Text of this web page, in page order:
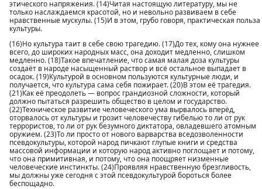
этического напряжения. (14)Читая настоящую литературу, мы не
только наслаждаемся красотой, но и невольно развиваем в себе
нравственные мускулы. (15)И в этом, грубо говоря, практическая польза
культуры.
(16)Но культура таит в себе свою трагедию. (17)До тех, кому она нужнее
всего, до широких народных масс, она доходит медленно, слишком
медленно. (18)Такое впечатление, что самая малая доза культуры
создаёт в народе насыщенный раствор и всё остальное выпадает в
осадок. (19)Культурой в основном пользуются культурные люди, и
получается, что культура сама себя пожирает. (20)В этом её трагедия.
(21)Как её преодолеть — вопрос грандиозной сложности, который
должно пытаться разрешить общество в целом и государство.
(22)Техническое развитие человеческого ума вырвалось вперёд,
оторвалось от культуры и грозит человечеству гибелью то ли от рук
террористов, то ли от рук безумного диктатора, овладевшего атомным
оружием. (23)То ли просто от нового варварства вседозволенности
псевдокультуры, которой народ пичкают глупые книги и средства
массовой информации и которую народ активно поглощает и потому,
что она примитивная, и потому, что она поощряет низменные
человеческие инстинкты. (24)Проявляя нравственную брезгливость,
мы должны уже сегодня с этой псевдокультурой бороться более
беспощадно.